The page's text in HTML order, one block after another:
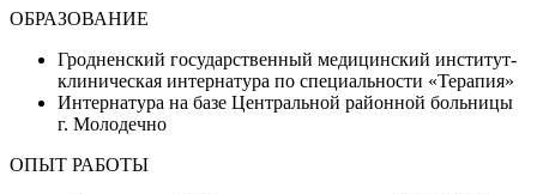
ОБРАЗОВАНИЕ
Гродненский государственный медицинский институт-
клиническая интернатура по специальности «Терапия»
Интернатура на базе Центральной районной больницы
г. Молодечно
ОПЫТ РАБОТЫ